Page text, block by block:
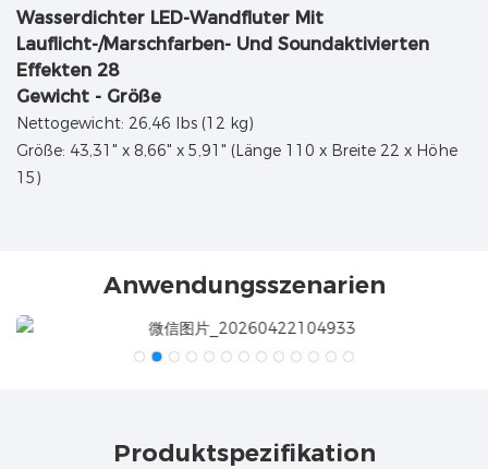
Gewicht - Größe
Nettogewicht: 26,46 lbs (12 kg)
Größe: 43,31" x 8,66" x 5,91" (Länge 110 x Breite 22 x Höhe
15)
Anwendungsszenarien
Produktspezifikation